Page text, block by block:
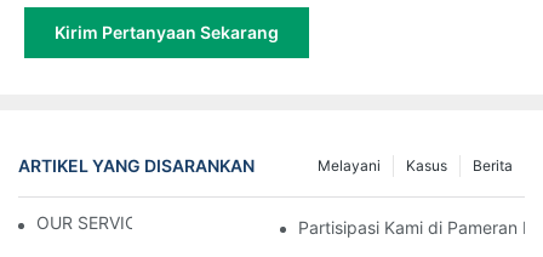
Kirim Pertanyaan Sekarang
ARTIKEL YANG DISARANKAN Berita
Kasus
Melayani
OUR SERVICE Partisipasi Kami di Pameran